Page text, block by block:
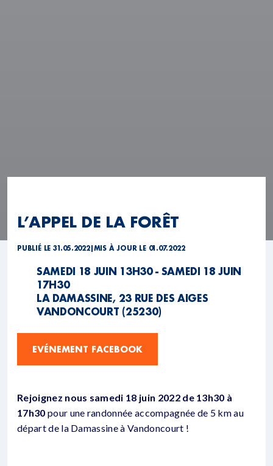
L’APPEL DE LA FORÊT
PUBLIÉ LE 31.05.2022| MIS À JOUR LE 01.07.2022
SAMEDI 18 JUIN 13H30 - SAMEDI 18 JUIN
17H30
LA DAMASSINE, 23 RUE DES AIGES
VANDONCOURT (25230)
EVÉNEMENT FACEBOOK
Rejoignez nous samedi 18 juin 2022 de 13h30 à
17h30 pour une randonnée accompagnée de 5 km au
départ de la Damassine à Vandoncourt !